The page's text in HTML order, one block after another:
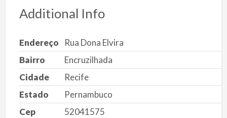
Additional Info
Endereço
Rua Dona Elvira
Bairro
Encruzilhada
Cidade
Recife
Estado
Pernambuco
Cep
52041575